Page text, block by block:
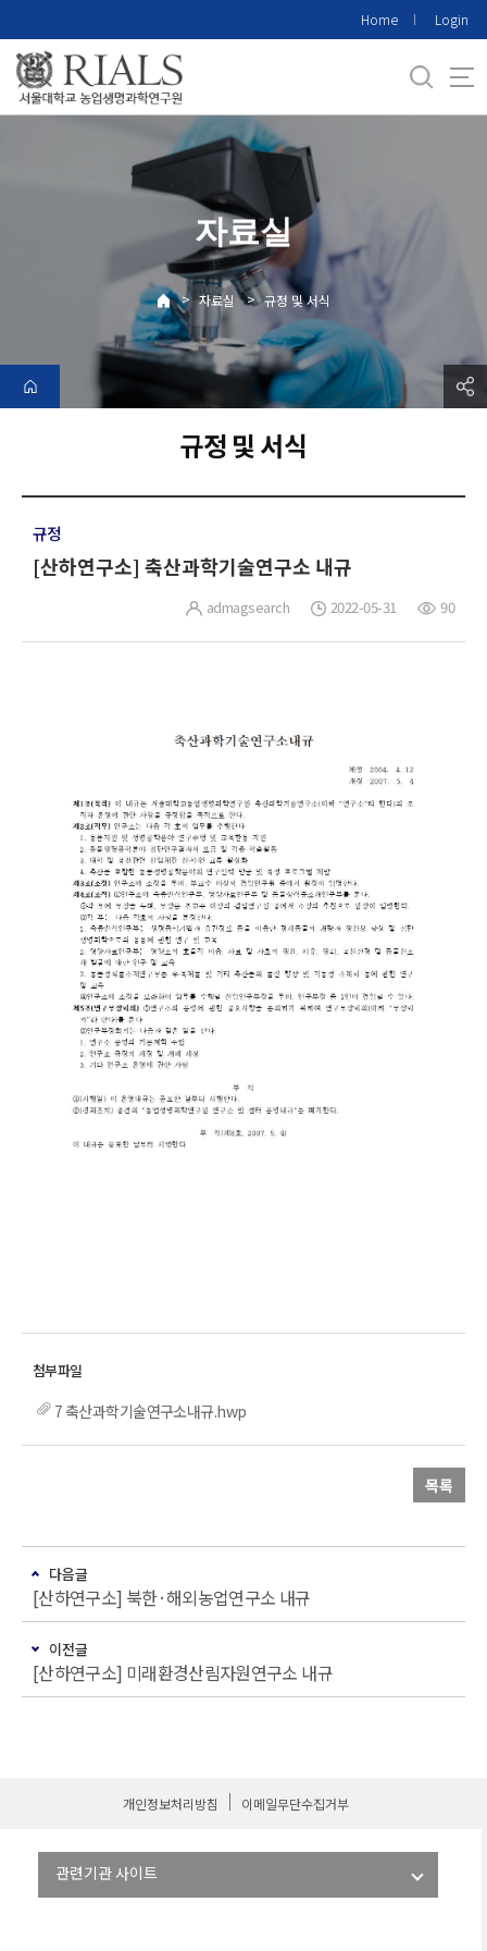
로
메
Home Login
자료실
> 자료실 > 규정 및 서식
규정 및 서식
규정
[산하연구소] 축산과학기술연구소 내규
admagsearch 2022-05-31 90
7 축산과학기술연구소내규.hwp
목록
다음글
[산하연구소] 북한·해외농업연구소 내규
이전글
[산하연구소] 미래환경산림자원연구소 내규
개인정보처리방침 이메일무단수집거부